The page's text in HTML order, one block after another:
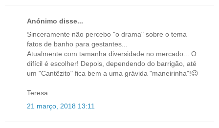
Anónimo disse...
Sinceramente não percebo "o drama" sobre o tema
fatos de banho para gestantes...
Atualmente com tamanha diversidade no mercado... O
difícil é escolher! Depois, dependendo do barrigão, até
um "Cantêzito" fica bem a uma grávida "maneirinha"!😉
Teresa
21 março, 2018 13:11